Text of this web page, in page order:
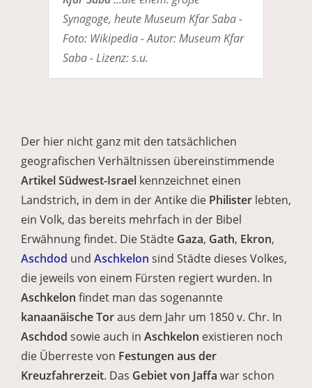
Synagoge, heute Museum Kfar Saba -
Foto: Wikipedia - Autor: Museum Kfar
Saba - Lizenz: s.u.
Der hier nicht ganz mit den tatsächlichen
geografischen Verhältnissen übereinstimmende
Artikel Südwest-Israel kennzeichnet einen
Landstrich, in dem in der Antike die Philister lebten,
ein Volk, das bereits mehrfach in der Bibel
Erwähnung findet. Die Städte Gaza, Gath, Ekron,
Aschdod und Aschkelon sind Städte dieses Volkes,
die jeweils von einem Fürsten regiert wurden. In
Aschkelon findet man das sogenannte
kanaanäische Toraus dem Jahr um 1850 v. Chr. In
Aschdod sowie auch in Aschkelon existieren noch
die Überreste von Festungen aus der
Kreuzfahrerzeit. Das Gebiet von Jaffa war schon